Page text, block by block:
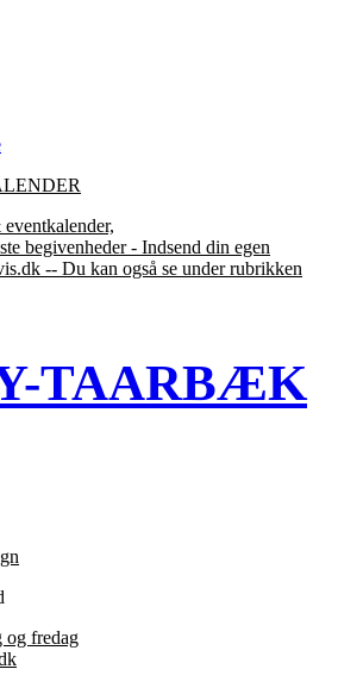
begivenheder - Indsend din egen
-- Du kan også se under rubrikken
TAARBÆK
og fredag